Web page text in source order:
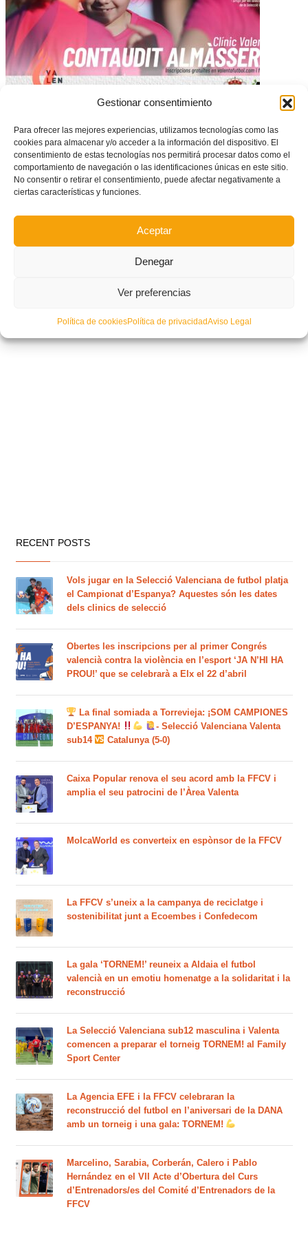
Gestionar consentimiento
Para ofrecer las mejores experiencias, utilizamos tecnologías como las
cookies para almacenar y/o acceder a la información del dispositivo. El
consentimiento de estas tecnologías nos permitirá procesar datos como el
comportamiento de navegación o las identificaciones únicas en este sitio.
No consentir o retirar el consentimiento, puede afectar negativamente a
ciertas características y funciones.
Aceptar
Denegar
Ver preferencias
Política de cookiesPolítica de privacidadAviso Legal
Clínic Valenta de futbol a Almàssera el 26 de novembre amb el Contaudit
RECENT POSTS
Vols jugar en la Selecció Valenciana de futbol platja
el Campionat d’Espanya? Aquestes són les dates
dels clinics de selecció
Obertes les inscripcions per al primer Congrés
valencià contra la violència en l’esport ‘JA N’HI HA
PROU!’ que se celebrarà a Elx el 22 d’abril
La final somiada a Torrevieja: ¡SOM CAMPIONES
D’ESPANYA!
- Selecció Valenciana Valenta
sub14
Catalunya (5-0)
Caixa Popular renova el seu acord amb la FFCV i
amplia el seu patrocini de l’Àrea Valenta
MolcaWorld es converteix en espònsor de la FFCV
La FFCV s’uneix a la campanya de reciclatge i
sostenibilitat junt a Ecoembes i Confedecom
La gala ‘TORNEM!’ reuneix a Aldaia el futbol
valencià en un emotiu homenatge a la solidaritat i la
reconstrucció
La Selecció Valenciana sub12 masculina i Valenta
comencen a preparar el torneig TORNEM! al Family
Sport Center
La Agencia EFE i la FFCV celebraran la
reconstrucció del futbol en l’aniversari de la DANA
amb un torneig i una gala: TORNEM!
Marcelino, Sarabia, Corberán, Calero i Pablo
Hernández en el VII Acte d’Obertura del Curs
d’Entrenadors/es del Comité d’Entrenadors de la
FFCV